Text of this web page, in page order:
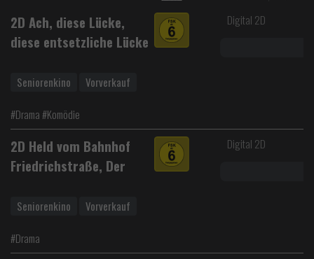
2D Ach, diese Lücke,
diese entsetzliche Lücke
Seniorenkino Vorverkauf
#Drama #Komödie
Digital 2D
2D Held vom Bahnhof
Friedrichstraße, Der
Seniorenkino Vorverkauf
#Drama
Digital 2D